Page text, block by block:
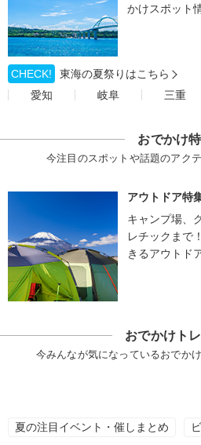
かけスポット
CHECK!
東海の夏祭りはこちら
愛知
岐阜 三重
おでかけ
今注目のスポットや話題のアク
アウトドア特
キャンプ場、
レチックまで
きるアウトド
おでかけト
今みんなが気になっているおでか
夏の注目イベント・催しまとめ